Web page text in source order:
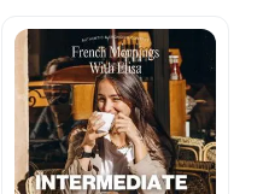
authentiques pour
apprendre le français